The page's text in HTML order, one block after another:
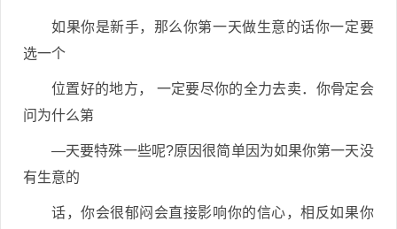
如果你是新手，那么你第一天做生意的话你一定要
选一个
位置好的地方， 一定要尽你的全力去卖．你骨定会
问为什么第
—天要特殊一些呢?原因很简单因为如果你第一天没
有生意的
话，你会很郁闷会直接影响你的信心，相反如果你